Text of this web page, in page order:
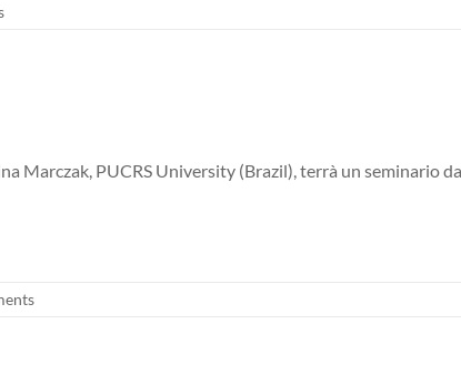
Marczak, PUCRS University (Brazil), terrà un seminario